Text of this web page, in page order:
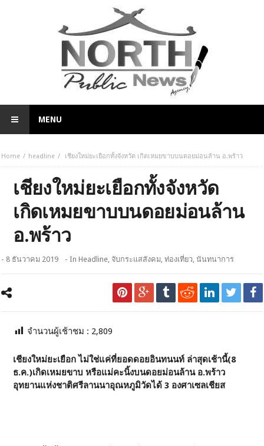
MENU
Home headline เชียงใหม่ยะเยือกทั้งจังหวัด เกิดเหมยขาบบนดอยม่อนล้าน อ.พร้าว
เชียงใหม่ยะเยือกทั้งจังหวัด
เกิดเหมยขาบบนดอยม่อนล้าน
อ.พร้าว
- 8 ธันวาคม 2019 - InHeadline, จับกระแสสังคม,ท่องเที่ยว,นันทนาการ
จำนวนผู้เช้าชม : 2,809
เชียงใหม่ยะเยือก ไม่ใช่แค่ที่ยอดดอยอินทนนท์ ล่าสุดเช้านี้(8
ธ.ค.)เกิดเหมยขาบ หรือแม่คะนิ้งบนดอยม่อนล้าน อ.พร้าว
อุทยานแห่งชาติศรีลานนาอุณหภูมิวัดได้ 3 องศาเซลเชียส